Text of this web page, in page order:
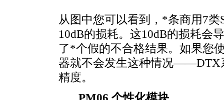
从图中您可以看到， *条商用7类
10dB的损耗。这10dB的损耗
了*个假的不合格结果。如果您
器就不会发生这种情况——DTX
精度。